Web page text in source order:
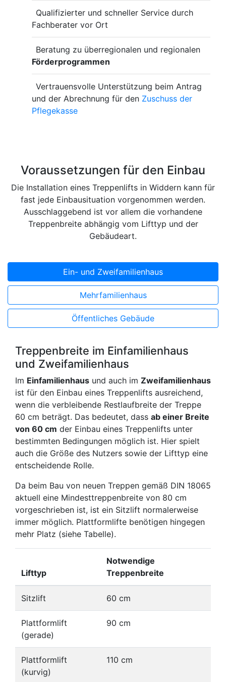
Qualifizierter und schneller Service durch
Fachberater vor Ort
Beratung zu überregionalen und regionalen
Förderprogrammen
Vertrauensvolle Unterstützung beim Antrag
und der Abrechnung für den Zuschuss der
Pflegekasse
Voraussetzungen für den Einbau
Die Installation eines Treppenlifts in Widdern kann für
fast jede Einbausituation vorgenommen werden.
Ausschlaggebend ist vor allem die vorhandene
Treppenbreite abhängig vom Lifttyp und der
Gebäudeart.
Ein- und Zweifamilienhaus
Mehrfamilienhaus
Öffentliches Gebäude
Treppenbreite im Einfamilienhaus
und Zweifamilienhaus
Im Einfamilienhaus und auch im Zweifamilienhaus
ist für den Einbau eines Treppenlifts ausreichend,
wenn die verbleibende Restlaufbreite der Treppe
60 cm beträgt. Das bedeutet, dass ab einer Breite
von 60 cm der Einbau eines Treppenlifts unter
bestimmten Bedingungen möglich ist. Hier spielt
auch die Größe des Nutzers sowie der Lifttyp eine
entscheidende Rolle.
Da beim Bau von neuen Treppen gemäß DIN 18065
aktuell eine Mindesttreppenbreite von 80 cm
vorgeschrieben ist, ist ein Sitzlift normalerweise
immer möglich. Plattformlifte benötigen hingegen
mehr Platz (siehe Tabelle).
Lifttyp
Notwendige
Treppenbreite
Sitzlift 60 cm
Plattformlift
(gerade)
90 cm
Plattformlift
(kurvig)
110 cm